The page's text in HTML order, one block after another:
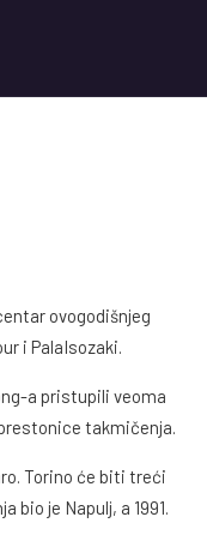
ovogodišnjeg
i PalaIsozaki.
a pristupili veoma
takmičenja.
Torino će biti treći
je Napulj, a 1991.